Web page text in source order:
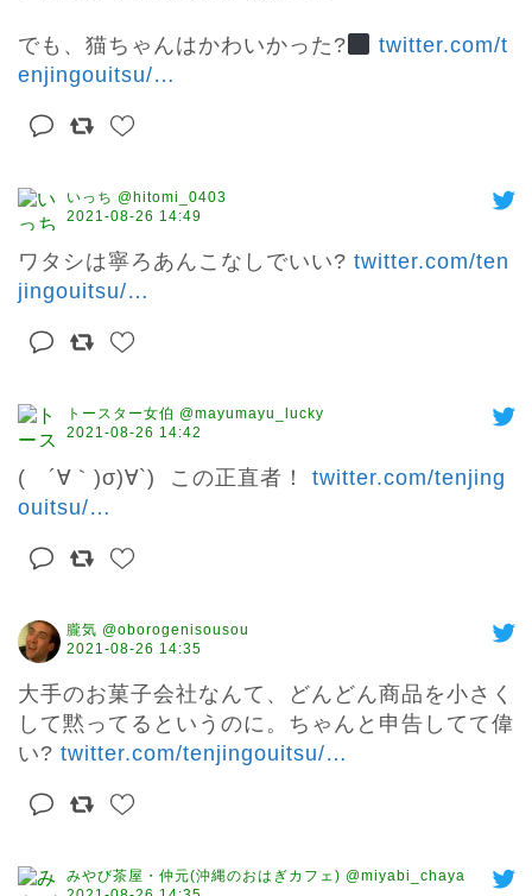
でも、猫ちゃんはかわいかった?‍
twitter.com/t
enjingouitsu/…
いっち @hitomi_0403
2021-08-26 14:49
ワタシは寧ろあんこなしでいい? twitter.com/ten
jingouitsu/…
トースター女伯 @mayumayu_lucky
2021-08-26 14:42
(　´∀｀)σ)∀`)  この正直者！ twitter.com/tenjing
ouitsu/…
朧気 @oborogenisousou
2021-08-26 14:35
大手のお菓子会社なんて、どんどん商品を小さく
して黙ってるというのに。ちゃんと申告してて偉
い? twitter.com/tenjingouitsu/…
みやび茶屋・仲元(沖縄のおはぎカフェ) @miyabi_chaya